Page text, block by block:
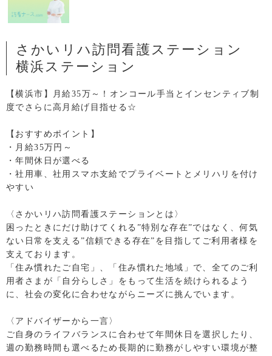
さかいリハ訪問看護ステーション
横浜ステーション
【横浜市】月給35万～！オンコール手当とインセンティブ制
度でさらに高月給げ目指せる☆
【おすすめポイント】
・月給35万円～
・年間休日が選べる
・社用車、社用スマホ支給でプライベートとメリハリを付け
やすい
〈さかいリハ訪問看護ステーションとは〉
困ったときにだけ助けてくれる”特別な存在”ではなく、何気
ない日常を支える”信頼できる存在”を目指してご利用者様を
支えております。
「住み慣れたご自宅」、「住み慣れた地域」で、全てのご利
用者さまが「自分らしさ」をもって生活を続けられるよう
に、社会の変化に合わせながらニーズに挑んでいます。
〈アドバイザーから一言〉
ご自身のライフバランスに合わせて年間休日を選択したり、
週の勤務時間も選べるため長期的に勤務がしやすい環境が整